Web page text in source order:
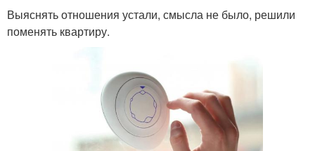
Выяснять отношения устали, смысла не было, решили
поменять квартиру.